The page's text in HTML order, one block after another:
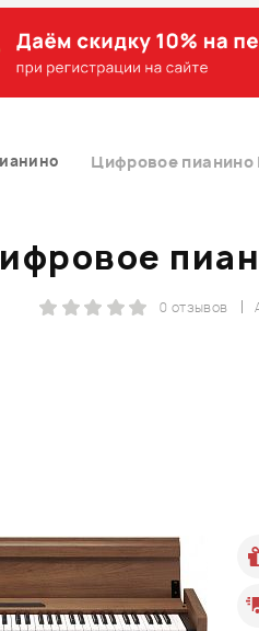
Цифровое пианино
0 отзывов